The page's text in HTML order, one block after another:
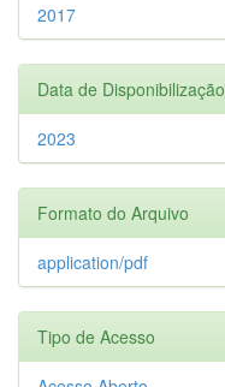
2017
Data de Disponibilização
2023
Formato do Arquivo
application/pdf
Tipo de Acesso